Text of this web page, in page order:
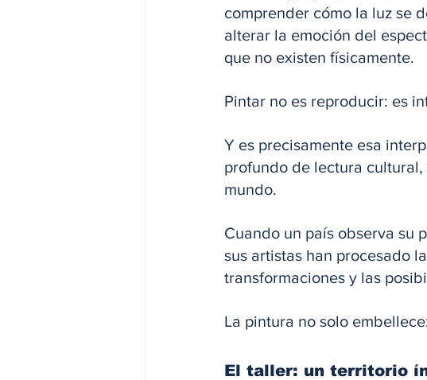
comprender cómo la luz se
alterar la emoción del
que no existen físicamente.
Pintar no es reproducir: es
Y es precisamente esa
profundo de lectura
mundo.
Cuando un país observa su
sus artistas han procesado
transformaciones y las
La pintura no solo
El taller: un territorio